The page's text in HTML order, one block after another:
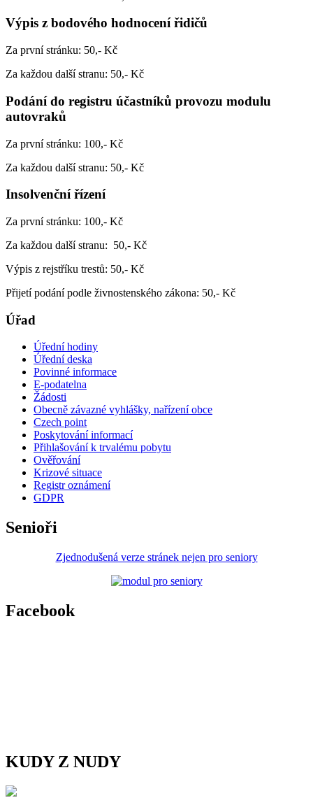
Výpis z bodového hodnocení řidičů
Za první stránku: 50,- Kč
Za každou další stranu: 50,- Kč
Podání do registru účastníků provozu modulu
autovraků
Za první stránku: 100,- Kč
Za každou další stranu: 50,- Kč
Insolvenční řízení
Za první stránku: 100,- Kč
Za každou další stranu: 50,- Kč
Výpis z rejstříku trestů: 50,- Kč
Přijetí podání podle živnostenského zákona: 50,- Kč
Úřad
Úřední hodiny
Úřední deska
Povinné informace
E-podatelna
Žádosti
Obecně závazné vyhlášky, nařízení obce
Czech point
Poskytování informací
Přihlašování k trvalému pobytu
Ověřování
Krizové situace
Registr oznámení
GDPR
Senioři
Zjednodušená verze stránek nejen pro seniory
Facebook
KUDY Z NUDY